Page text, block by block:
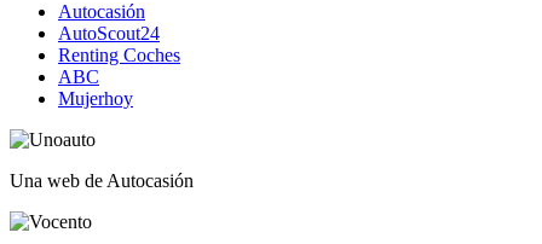
Autocasión
AutoScout24
Renting Coches
ABC
Mujerhoy
Una web de Autocasión